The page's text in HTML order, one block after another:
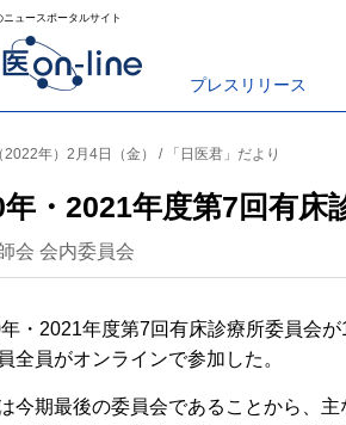
ニュースポータルサイト
プレスリリース
2022年）2月4日（金） / 「日医君」だより
・2021年度第7回有床
会 会内委員会
・2021年度第7回有床診療所委員会が
全員がオンラインで参加した。
今期最後の委員会であることから、主